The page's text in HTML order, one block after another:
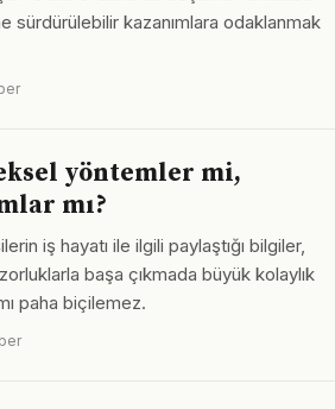
sürdürülebilir kazanımlara odaklanmak
yöntemler mi,
mı?
iş hayatı ile ilgili paylaştığı bilgiler,
başa çıkmada büyük kolaylık
paha biçilemez.